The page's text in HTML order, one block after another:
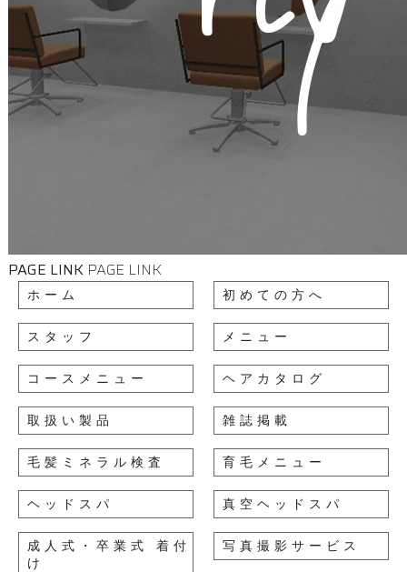
PAGE LINK PAGE LINK
ホーム 初めての方へ
スタッフ メニュー
コースメニュー ヘアカタログ
取扱い製品 雑誌掲載
毛髪ミネラル検査 育毛メニュー
ヘッドスパ 真空ヘッドスパ
成人式・卒業式 着付
け
写真撮影サービス